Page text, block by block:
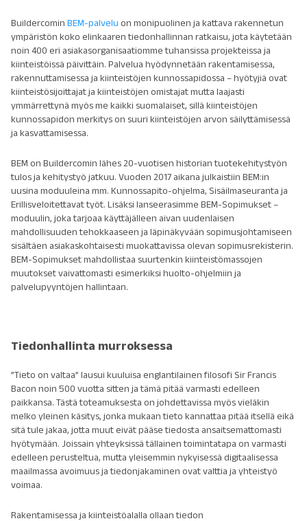
Buildercomin BEM-palvelu on monipuolinen ja kattava rakennetun
ympäristön koko elinkaaren tiedonhallinnan ratkaisu, jota käytetään
noin 400 eri asiakasorganisaatiomme tuhansissa projekteissa ja
kiinteistöissä päivittäin. Palvelua hyödynnetään rakentamisessa,
rakennuttamisessa ja kiinteistöjen kunnossapidossa – hyötyjiä ovat
kiinteistösijoittajat ja kiinteistöjen omistajat mutta laajasti
ymmärrettynä myös me kaikki suomalaiset, sillä kiinteistöjen
kunnossapidon merkitys on suuri kiinteistöjen arvon säilyttämisessä
ja kasvattamisessa.
BEM on Buildercomin lähes 20-vuotisen historian tuotekehitystyön
tulos ja kehitystyö jatkuu. Vuoden 2017 aikana julkaistiin BEM:in
uusina moduuleina mm. Kunnossapito-ohjelma, Sisäilmaseuranta ja
Erillisveloitettavat työt. Lisäksi lanseerasimme BEM-Sopimukset –
moduulin, joka tarjoaa käyttäjälleen aivan uudenlaisen
mahdollisuuden tehokkaaseen ja läpinäkyvään sopimusjohtamiseen
sisältäen asiakaskohtaisesti muokattavissa olevan sopimusrekisterin.
BEM-Sopimukset mahdollistaa suurtenkin kiinteistömassojen
muutokset vaivattomasti esimerkiksi huolto-ohjelmiin ja
palvelupyyntöjen hallintaan.
Tiedonhallinta murroksessa
”Tieto on valtaa” lausui kuuluisa englantilainen filosofi Sir Francis
Bacon noin 500 vuotta sitten ja tämä pitää varmasti edelleen
paikkansa. Tästä toteamuksesta on johdettavissa myös vieläkin
melko yleinen käsitys, jonka mukaan tieto kannattaa pitää itsellä eikä
sitä tule jakaa, jotta muut eivät pääse tiedosta ansaitsemattomasti
hyötymään. Joissain yhteyksissä tällainen toimintatapa on varmasti
edelleen perusteltua, mutta yleisemmin nykyisessä digitaalisessa
maailmassa avoimuus ja tiedonjakaminen ovat valttia ja yhteistyö
voimaa.
Rakentamisessa ja kiinteistöalalla ollaan tiedon